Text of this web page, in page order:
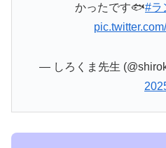
かったです🐟#ラ
— しろくま先生